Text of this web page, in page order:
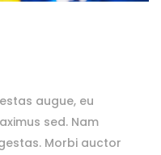
augue, eu
sed. Nam
Morbi auctor